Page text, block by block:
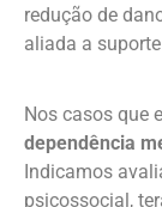
redução de
aliada a
Nos casos que
dependência
Indicamos
psicossocial,